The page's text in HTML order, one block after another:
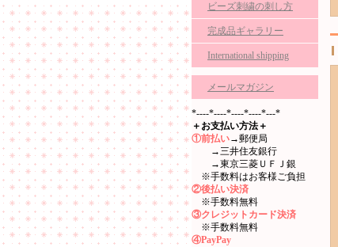
ビーズ刺繍の刺し方
完成品ギャラリー
International shipping
メールマガジン
*----*----*----*----*---*
＋お支払い方法＋
①前払い→郵便局
→三井住友銀行
→東京三菱ＵＦＪ銀
※手数料はお客様ご負担
②後払い決済
※手数料無料
③クレジットカード決済
※手数料無料
④PayPay